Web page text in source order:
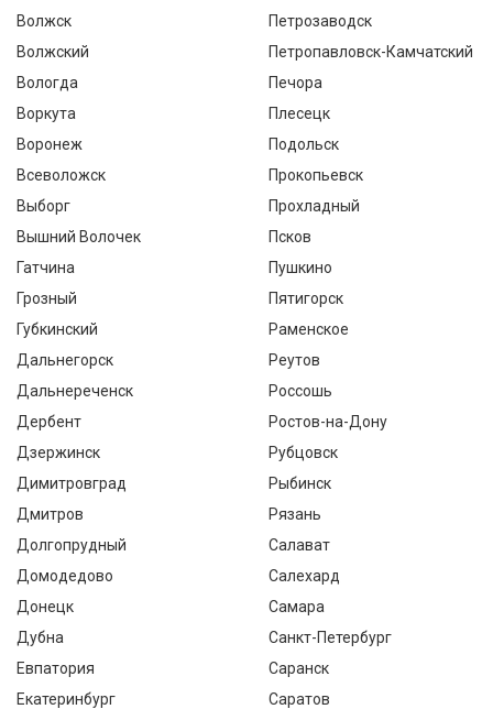
Волжск
Волжский
Вологда
Воркута
Воронеж
Всеволожск
Выборг
Вышний Волочек
Гатчина
Грозный
Губкинский
Дальнегорск
Дальнереченск
Дербент
Дзержинск
Димитровград
Дмитров
Долгопрудный
Домодедово
Донецк
Дубна
Евпатория
Екатеринбург
Петрозаводск
Петропавловск-Камчатский
Печора
Плесецк
Подольск
Прокопьевск
Прохладный
Псков
Пушкино
Пятигорск
Раменское
Реутов
Россошь
Ростов-на-Дону
Рубцовск
Рыбинск
Рязань
Салават
Салехард
Самара
Санкт-Петербург
Саранск
Саратов